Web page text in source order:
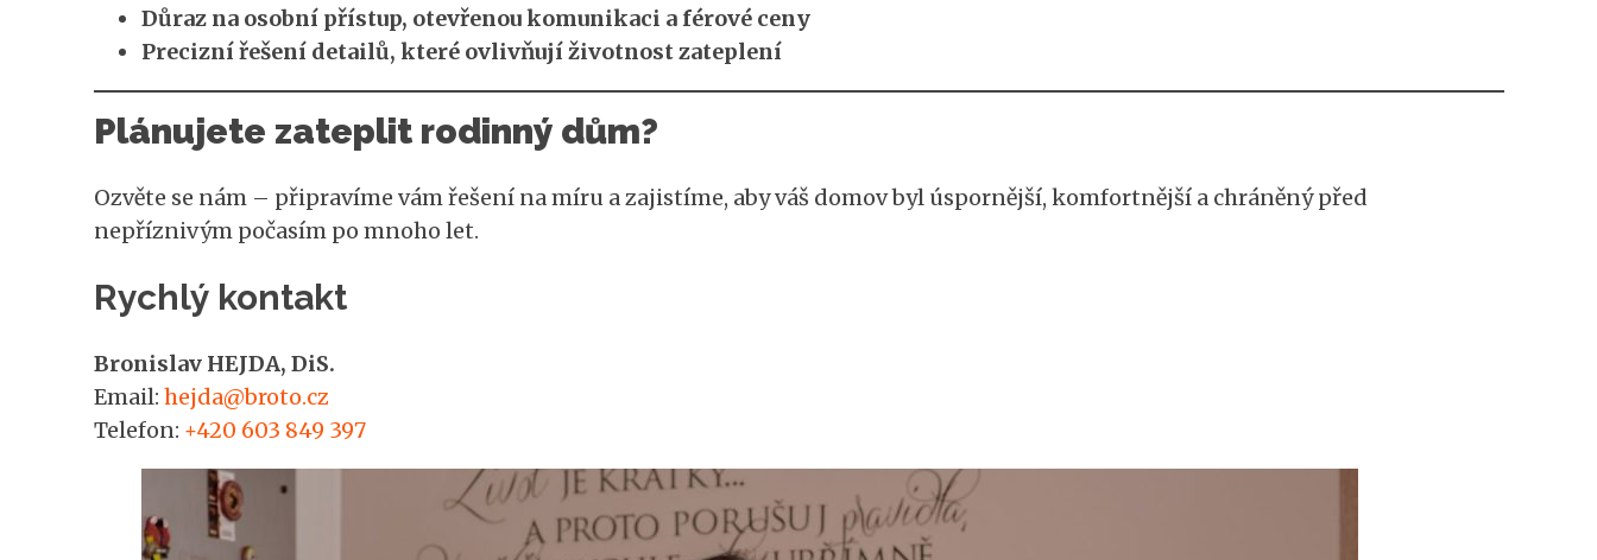
Důraz na osobní přístup, otevřenou komunikaci a férové ceny
Precizní řešení detailů, které ovlivňují životnost zateplení
Plánujete zateplit rodinný dům?
Ozvěte se nám – připravíme vám řešení na míru a zajistíme, aby váš domov byl úspornější, komfortnější a chráněný před
nepříznivým počasím po mnoho let.
Rychlý kontakt
Bronislav HEJDA, DiS.
Email: hejda@broto.cz
Telefon: +420 603 849 397